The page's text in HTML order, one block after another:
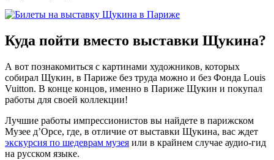
Куда пойти вместо выставки Щукина?
А вот познакомиться с картинами художников, которых
собирал Щукин, в Париже без труда можно и без Фонда Louis
Vuitton. В конце концов, именно в Париже Щукин и покупал
работы для своей коллекции!
Лучшие работы импрессионистов вы найдете в парижском
Музее д’Орсе, где, в отличие от выставки Щукина, вас ждет
экскурсия по шедеврам музея или в крайнем случае аудио-гид
на русском языке.